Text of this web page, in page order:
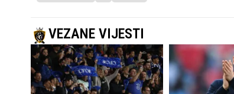
VEZANE VIJESTI